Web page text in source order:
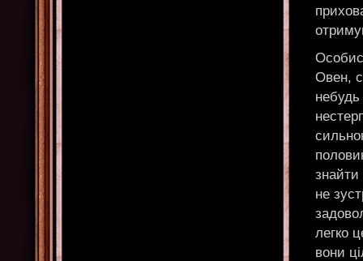
Овен,
небудь
знайти
не
легко
вони